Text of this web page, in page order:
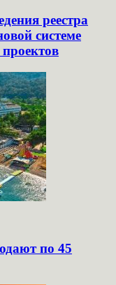
реестра
системе
по 45